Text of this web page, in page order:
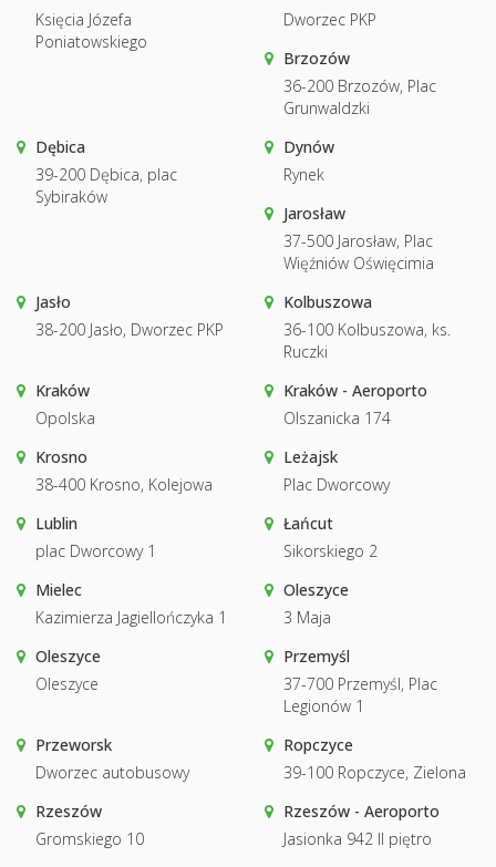
Księcia Józefa
Poniatowskiego
Dworzec PKP
Brzozów
36-200 Brzozów, Plac
Grunwaldzki
Dębica
39-200 Dębica, plac
Sybiraków
Dynów
Rynek
Jarosław
37-500 Jarosław, Plac
Więźniów Oświęcimia
Jasło
38-200 Jasło, Dworzec PKP
Kolbuszowa
36-100 Kolbuszowa, ks.
Ruczki
Kraków
Opolska
Kraków - Aeroporto
Olszanicka 174
Krosno
38-400 Krosno, Kolejowa
Leżajsk
Plac Dworcowy
Lublin
plac Dworcowy 1
Łańcut
Sikorskiego 2
Mielec
Kazimierza Jagiellończyka 1
Oleszyce
3 Maja
Oleszyce
Oleszyce
Przemyśl
37-700 Przemyśl, Plac
Legionów 1
Przeworsk
Dworzec autobusowy
Ropczyce
39-100 Ropczyce, Zielona
Rzeszów
Gromskiego 10
Rzeszów - Aeroporto
Jasionka 942 II piętro